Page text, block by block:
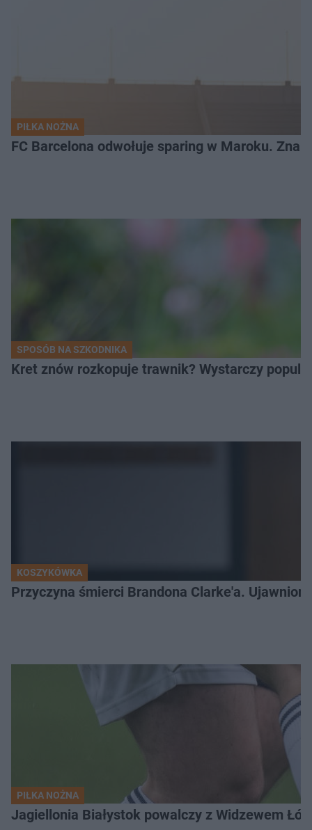
PIŁKA NOŻNA
FC Barcelona odwołuje sparing w Maroku.
SPOSÓB NA SZKODNIKA
Kret znów rozkopuje trawnik? Wystarczy
KOSZYKÓWKA
Przyczyna śmierci Brandona Clarke'a.
PIŁKA NOŻNA
Jagiellonia Białystok powalczy z Widzewem